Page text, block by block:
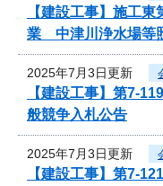
【建設工事】施工
業 中津川浄水場等
2025年7月3日更新
【建設工事】第7-
般競争入札公告
2025年7月3日更新
【建設工事】第7-